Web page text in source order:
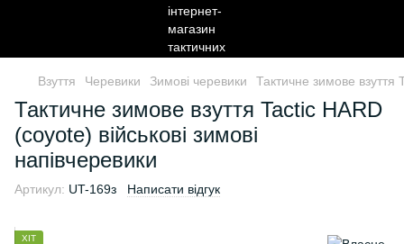
Взуття Черевики Зимові черевики Тактичне зимове взуття
Тактичне зимове взуття Tactic HARD
(coyote) військові зимові
напівчеревики
Артикул: UT-169з Написати відгук
ХІТ